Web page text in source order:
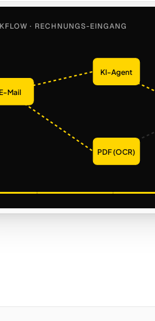
· RECHNUNGS-EINGANG
E-Mail
KI-Agent
PDF (OCR)